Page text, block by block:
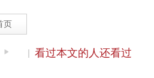
页
看过本文的人还看过